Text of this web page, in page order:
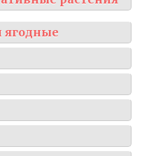
ягодные